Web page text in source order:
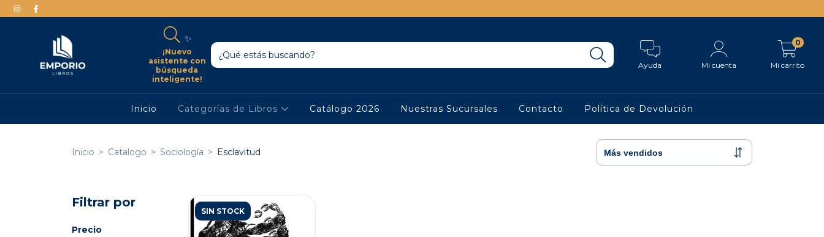
✨
¡Nuevo
asistente con
búsqueda
inteligente!
Ayuda Mi cuenta Mi carrito
0
Inicio Categorías de Libros Catálogo 2026 Nuestras Sucursales Contacto Política de Devolución
Inicio > Catalogo > Sociología > Esclavitud
Filtrar por
Precio
SIN STOCK